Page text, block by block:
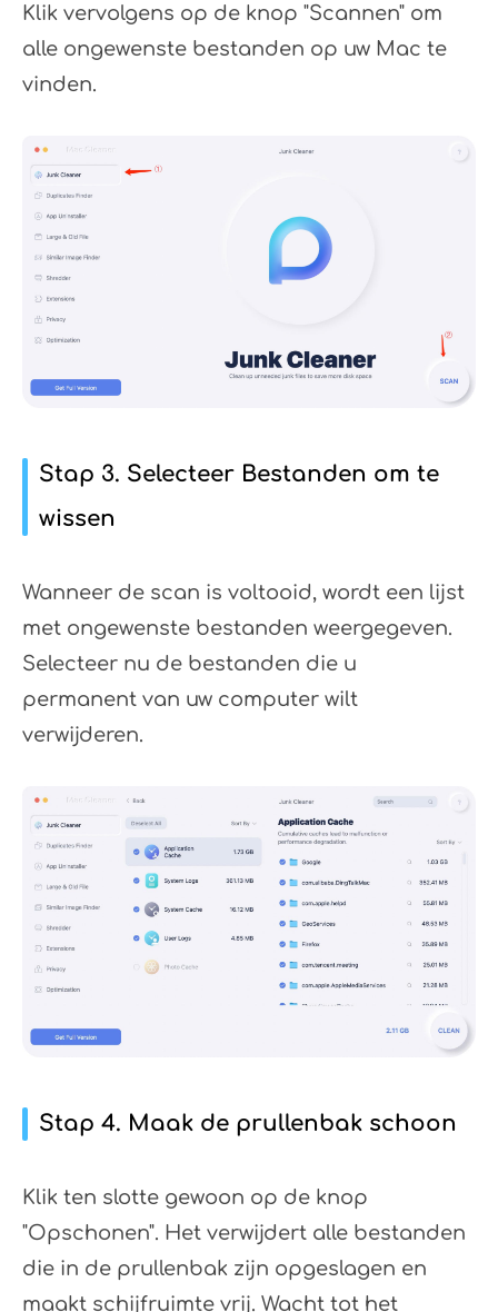
Klik vervolgens op de knop "Scannen" om
alle ongewenste bestanden op uw Mac te
vinden.
Stap 3. Selecteer Bestanden om te
wissen
Wanneer de scan is voltooid, wordt een lijst
met ongewenste bestanden weergegeven.
Selecteer nu de bestanden die u
permanent van uw computer wilt
verwijderen.
Stap 4. Maak de prullenbak schoon
Klik ten slotte gewoon op de knop
"Opschonen". Het verwijdert alle bestanden
die in de prullenbak zijn opgeslagen en
maakt schijfruimte vrij. Wacht tot het